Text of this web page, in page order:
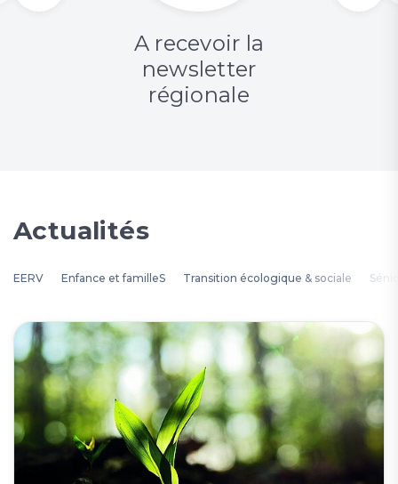
A recevoir la
newsletter
régionale
Actualités
EERV Enfance et familleS Transition écologique & sociale